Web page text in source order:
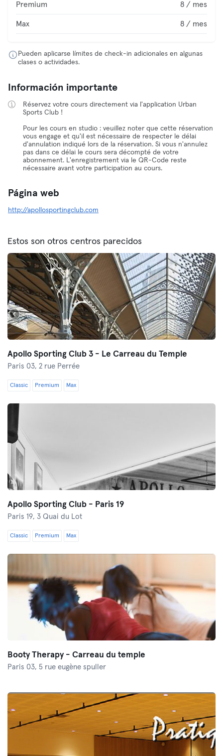
Premium 8 / mes
Max 8 / mes
Pueden aplicarse límites de check-in adicionales en algunas
clases o actividades.
Información importante
Réservez votre cours directement via l'application Urban
Sports Club !
Pour les cours en studio : veuillez noter que cette réservation
vous engage et qu'il est nécessaire de respecter le délai
d'annulation indiqué lors de la réservation. Si vous n'annulez
pas dans ce délai le cours sera décompté de votre
abonnement. L'enregistrement via le QR-Code reste
nécessaire avant votre participation au cours.
Página web
http://apollosportingclub.com
Estos son otros centros parecidos
Apollo Sporting Club 3 - Le Carreau du Temple
Paris 03, 2 rue Perrée
Classic Premium Max
Apollo Sporting Club - Paris 19
Paris 19, 3 Quai du Lot
Classic Premium Max
Booty Therapy - Carreau du temple
Paris 03, 5 rue eugène spuller